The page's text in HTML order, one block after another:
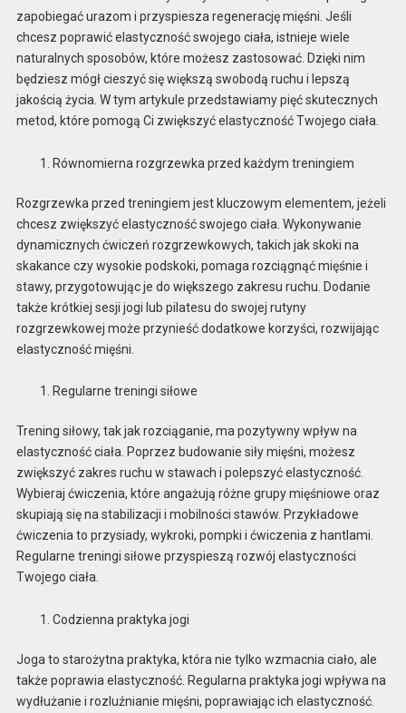
zapobiegać urazom i przyspiesza regenerację mięśni. Jeśli
chcesz poprawić elastyczność swojego ciała, istnieje wiele
naturalnych sposobów, które możesz zastosować. Dzięki nim
będziesz mógł cieszyć się większą swobodą ruchu i lepszą
jakością życia. W tym artykule przedstawiamy pięć skutecznych
metod, które pomogą Ci zwiększyć elastyczność Twojego ciała.
Równomierna rozgrzewka przed każdym treningiem
Rozgrzewka przed treningiem jest kluczowym elementem, jeżeli
chcesz zwiększyć elastyczność swojego ciała. Wykonywanie
dynamicznych ćwiczeń rozgrzewkowych, takich jak skoki na
skakance czy wysokie podskoki, pomaga rozciągnąć mięśnie i
stawy, przygotowując je do większego zakresu ruchu. Dodanie
także krótkiej sesji jogi lub pilatesu do swojej rutyny
rozgrzewkowej może przynieść dodatkowe korzyści, rozwijając
elastyczność mięśni.
Regularne treningi siłowe
Trening siłowy, tak jak rozciąganie, ma pozytywny wpływ na
elastyczność ciała. Poprzez budowanie siły mięśni, możesz
zwiększyć zakres ruchu w stawach i polepszyć elastyczność.
Wybieraj ćwiczenia, które angażują różne grupy mięśniowe oraz
skupiają się na stabilizacji i mobilności stawów. Przykładowe
ćwiczenia to przysiady, wykroki, pompki i ćwiczenia z hantlami.
Regularne treningi siłowe przyspieszą rozwój elastyczności
Twojego ciała.
Codzienna praktyka jogi
Joga to starożytna praktyka, która nie tylko wzmacnia ciało, ale
także poprawia elastyczność. Regularna praktyka jogi wpływa na
wydłużanie i rozluźnianie mięśni, poprawiając ich elastyczność.